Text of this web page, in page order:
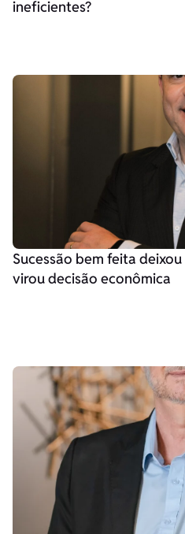
ineficientes?
Sucessão bem feita
virou decisão econômica